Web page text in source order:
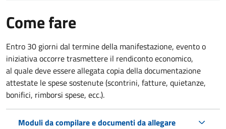
Come fare
Entro 30 giorni dal termine della manifestazione, evento o
iniziativa occorre trasmettere il rendiconto economico,
al quale deve essere allegata copia della documentazione
attestate le spese sostenute (scontrini, fatture, quietanze,
bonifici, rimborsi spese, ecc.).
Moduli da compilare e documenti da allegare